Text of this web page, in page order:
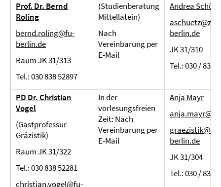
Prof. Dr. Bernd
Roling
bernd.roling@fu-
berlin.de
Raum JK 31/313
Tel.: 030 838 52897
(Studienberatung
Mittellatein)
Nach
Vereinbarung per
E-Mail
Andrea Schütz
berlin.de
JK 31/310
Tel.: 030 / 838
PD Dr.Christian
Vogel
(Gastprofessur
Gräzistik)
Raum JK 31/322
Tel.: 030 838 52281
christian.vogel@fu-
In der
vorlesungsfreien
Zeit: Nach
Vereinbarung per
E-Mail
Anja Mayr
berlin.de
JK 31/304
Tel.: 030 / 838